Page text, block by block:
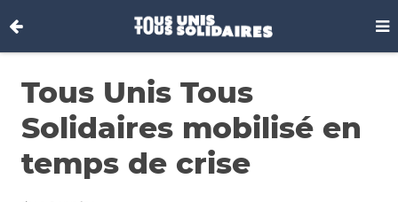
Tous Unis Tous
Solidaires mobilisé en
temps de crise